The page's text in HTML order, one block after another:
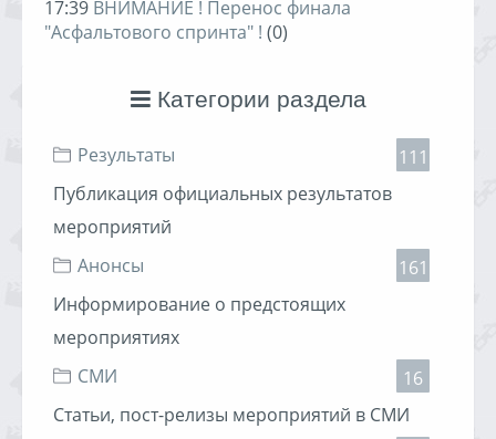
Категории раздела
Результаты
111
Публикация официальных результатов
мероприятий
Анонсы
161
Информирование о предстоящих
мероприятиях
СМИ
16
Статьи, пост-релизы мероприятий в СМИ
17:39 ВНИМАНИЕ ! Перенос финала
"Асфальтового спринта" ! (0)